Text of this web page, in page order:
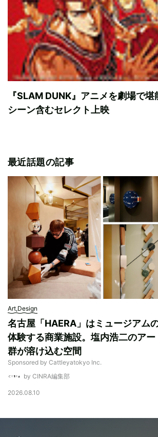
『SLAM DUNK』アニメを劇場で
シーン含むセレクト上映
最近話題の記事
Art,Design
名古屋「HAERA」はミュージアム
体験する商業施設。塩内浩二のアー
群が溶け込む空間
Sponsored by Cattleyatokyo Inc.
by CINRA編集部
2026.08.10